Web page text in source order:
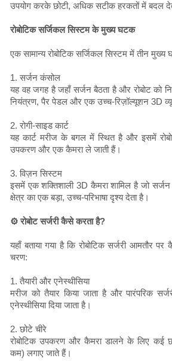
उपयोग करके छोटी, अधिक सटीक हरकतों में बदल
रोबोटिक सर्जिकल सिस्टम के मुख्य घटक
एक सामान्य रोबोटिक सर्जिकल सिस्टम में तीन मुख्य
1. सर्जन कंसोल
यह वह जगह है जहाँ सर्जन बैठता है और रोबोट को
नियंत्रण, पैर पेडल और एक उच्च-रिज़ॉल्यूशन 3D
2. रोगी-साइड कार्ट
यह कार्ट मरीज के बगल में स्थित है और इसमें
उपकरण और एक कैमरा ले जाती हैं।
3. विज़न सिस्टम
इसमें एक शक्तिशाली 3D कैमरा शामिल है जो
क्षेत्र का एक बड़ा, उच्च-परिभाषा दृश्य देता है।
⚙️ रोबोट सर्जरी कैसे करता है?
यहाँ बताया गया है कि रोबोटिक सर्जरी आमतौर
चरण:
1. तैयारी और एनेस्थीसिया
मरीज को तैयार किया जाता है और पारंपरिक
एनेस्थीसिया दिया जाता है।
2. छोटे चीरे
रोबोटिक उपकरण और कैमरा डालने के लिए कई
कम) लगाए जाते हैं।